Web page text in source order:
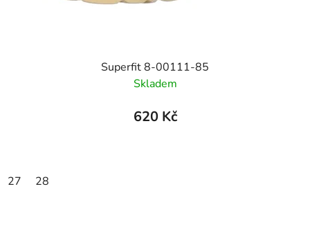
Superfit 8-00111-85
Skladem
620 Kč
27 28